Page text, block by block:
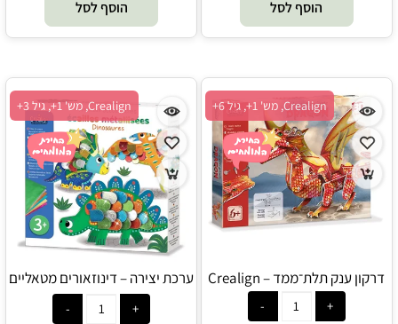
הוסף לסל הוסף לסל
Crealign, מש' 1+, גיל 6+
דרקון ענק תלת־ממד – Crealign
Crealign, מש' 1+, גיל 3+
ערכת יצירה – דינוזאורים מטאליים
– Crealign